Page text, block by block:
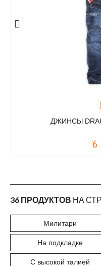
ДЖИНСЫ
6
36 ПРОДУКТОВ НА
Милитари
На подкладке
С высокой талией